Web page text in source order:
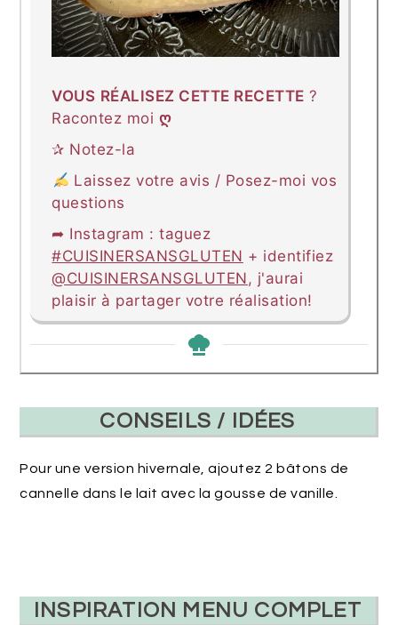
VOUS RÉALISEZ CETTE RECETTE ?
Racontez moi ღ
✰ Notez-la
Laissez votre avis / Posez-moi vos
questions
➦ Instagram : taguez
#CUISINERSANSGLUTEN + identifiez
@CUISINERSANSGLUTEN, j'aurai
plaisir à partager votre réalisation!
CONSEILS / IDÉES
Pour une version hivernale, ajoutez 2 bâtons de
cannelle dans le lait avec la gousse de vanille.
INSPIRATION MENU COMPLET